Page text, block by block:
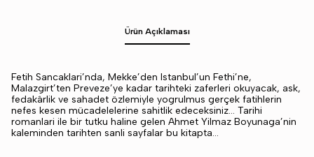
Ürün Açıklaması
Fetih Sancaklari’nda, Mekke’den Istanbul’un Fethi’ne,
Malazgirt’ten Preveze’ye kadar tarihteki zaferleri okuyacak, ask,
fedakârlik ve sahadet özlemiyle yogrulmus gerçek fatihlerin
nefes kesen mücadelelerine sahitlik edeceksiniz... Tarihi
romanlari ile bir tutku haline gelen Ahmet Yilmaz Boyunaga’nin
kaleminden tarihten sanli sayfalar bu kitapta...